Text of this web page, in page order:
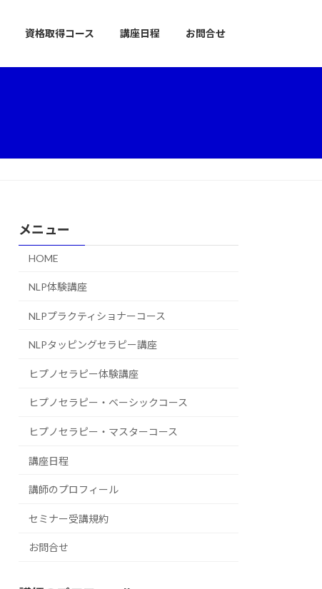
資格取得コース 講座日程 お問合せ
メニュー
HOME
NLP体験講座
NLPプラクティショナーコース
NLPタッピングセラピー講座
ヒプノセラピー体験講座
ヒプノセラピー・ベーシックコース
ヒプノセラピー・マスターコース
講座日程
講師のプロフィール
セミナー受講規約
お問合せ